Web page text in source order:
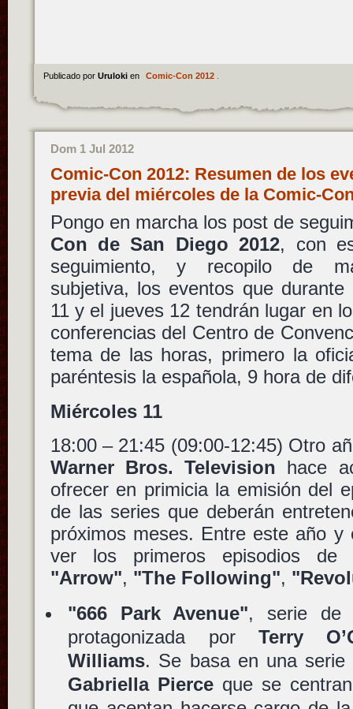
Publicado por Uruloki en Comic-Con 2012.
Dom 1 Jul 2012
Comic-Con 2012: Resumen de los
previa del miércoles de la Comic-
Pongo en marcha los post de
Con de San Diego 2012, con
seguimiento, y recopilo de
subjetiva, los eventos que
11 y el jueves 12 tendrán lugar en
conferencias del Centro de
tema de las horas, primero la
paréntesis la española, 9 hora de
Miércoles 11
18:00 – 21:45 (09:00-12:45) Otro
Warner Bros. Television hace
ofrecer en primicia la emisión del
de las series que deberán
próximos meses. Entre este año y
ver los primeros episodios de
"Arrow", "The Following",
"666 Park Avenue", serie de
protagonizada por Terry
Williams. Se basa en una
Gabriella Pierce que se